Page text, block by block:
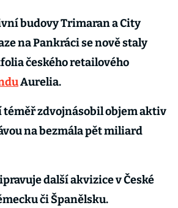
budovy Trimaran a City
na Pankráci se nově staly
českého retailového
Aurelia.
téměř zdvojnásobil objem aktiv
na bezmála pět miliard
další akvizice v České
či Španělsku.